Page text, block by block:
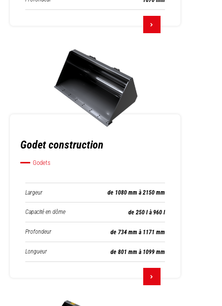
Godet construction
Godets
Largeur de 1080 mm à 2150 mm
Capacité en dôme de 250 l à 960 l
Profondeur de 734 mm à 1171 mm
Longueur de 801 mm à 1099 mm